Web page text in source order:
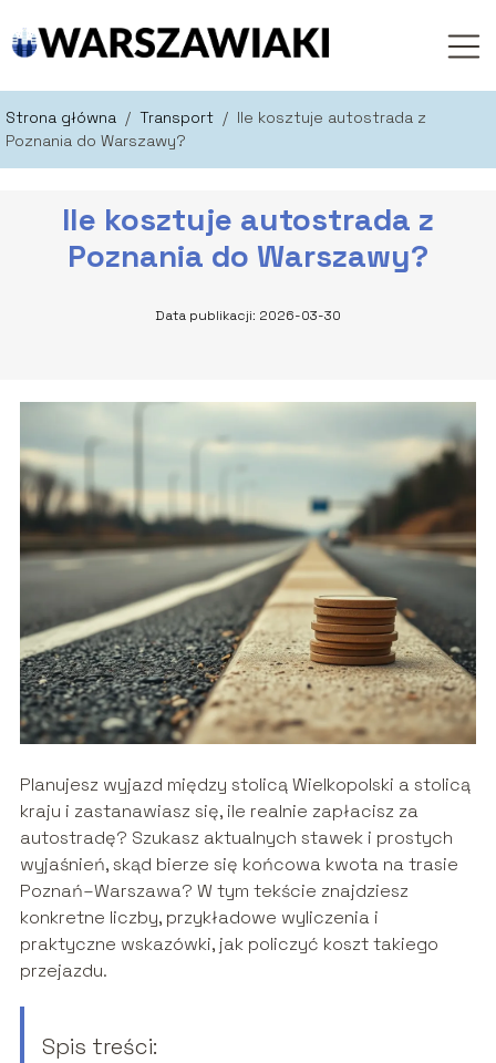
Strona główna / Transport / Ile kosztuje autostrada z
Poznania do Warszawy?
Ile kosztuje autostrada z
Poznania do Warszawy?
Data publikacji: 2026-03-30
Planujesz wyjazd między stolicą Wielkopolski a stolicą
kraju i zastanawiasz się, ile realnie zapłacisz za
autostradę? Szukasz aktualnych stawek i prostych
wyjaśnień, skąd bierze się końcowa kwota na trasie
Poznań–Warszawa? W tym tekście znajdziesz
konkretne liczby, przykładowe wyliczenia i
praktyczne wskazówki, jak policzyć koszt takiego
przejazdu.
Spis treści: